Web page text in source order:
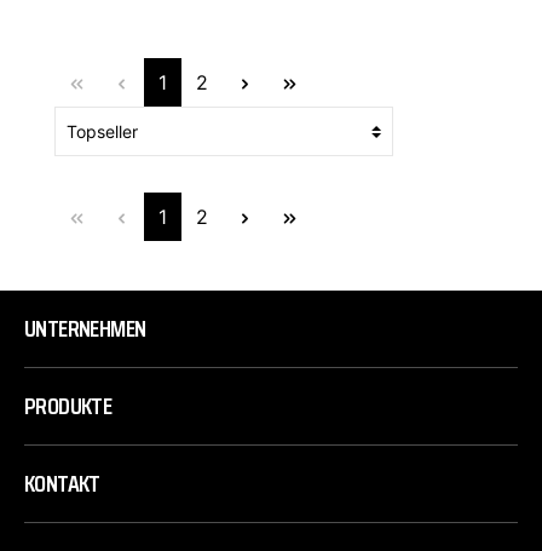
1 2
1 2
UNTERNEHMEN
PRODUKTE
KONTAKT